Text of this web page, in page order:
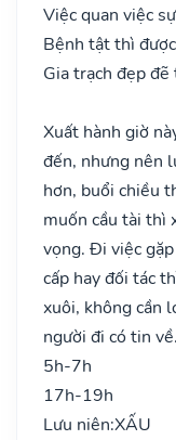
Việc quan việc
Bệnh tật thì
Gia trạch đẹp
Xuất hành giờ
đến, nhưng nên
hơn, buổi chiều
muốn cầu tài thì
vọng. Đi việc
cấp hay đối tác
xuôi, không cần
người đi có tin về.
5h-7h
17h-19h
Lưu niên:XẤU